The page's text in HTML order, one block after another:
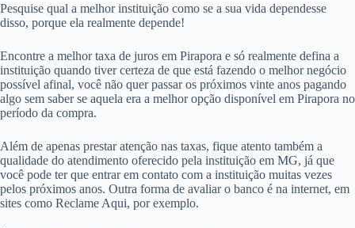
Pesquise qual a melhor instituição como se a sua vida dependesse
disso, porque ela realmente depende!
Encontre a melhor taxa de juros em Pirapora e só realmente defina a
instituição quando tiver certeza de que está fazendo o melhor negócio
possível afinal, você não quer passar os próximos vinte anos pagando
algo sem saber se aquela era a melhor opção disponível em Pirapora no
período da compra.
Além de apenas prestar atenção nas taxas, fique atento também a
qualidade do atendimento oferecido pela instituição em MG, já que
você pode ter que entrar em contato com a instituição muitas vezes
pelos próximos anos. Outra forma de avaliar o banco é na internet, em
sites como Reclame Aqui, por exemplo.